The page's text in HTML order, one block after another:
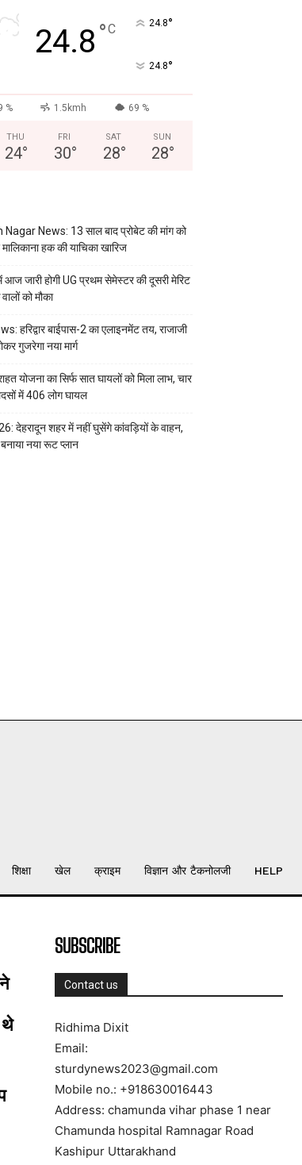
24.8 °C 24.8°
24.8°
% 1.5kmh 69 %
THU
24°
FRI
30°
SAT
28°
SUN
28°
News: 13 साल बाद प्रोबेट की मांग को
हक की याचिका खारिज
जारी होगी UG प्रथम सेमेस्टर की दूसरी मेरिट
को मौका
हरिद्वार बाईपास-2 का एलाइनमेंट तय, राजाजी
गुजरेगा नया मार्ग
योजना का सिर्फ सात घायलों को मिला लाभ, चार
में 406 लोग घायल
देहरादून शहर में नहीं घुसेंगे कांवड़ियों के वाहन,
नया रूट प्लान
शिक्षा खेल क्राइम विज्ञान और टैकनोलजी HELP
थे
SUBSCRIBE
Contact us
Ridhima Dixit
Email:
sturdynews2023@gmail.com
Mobile no.: +918630016443
Address: chamunda vihar phase 1 near
Chamunda hospital Ramnagar Road
Kashipur Uttarakhand